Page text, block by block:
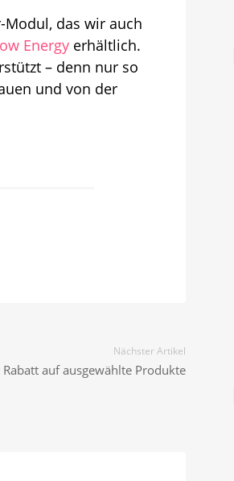
Modul, das wir auch
Energy erhältlich.
– denn nur so
und von der
Nächster Artikel
auf ausgewählte Produkte